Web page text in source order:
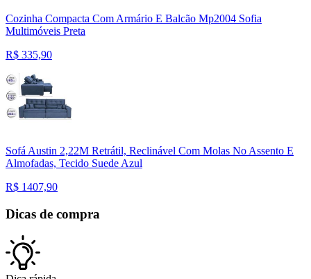
Cozinha Compacta Com Armário E Balcão Mp2004 Sofia
Multimóveis Preta
R$ 335,90
Sofá Austin 2,22M Retrátil, Reclinável Com Molas No Assento E
Almofadas, Tecido Suede Azul
R$ 1407,90
Dicas de compra